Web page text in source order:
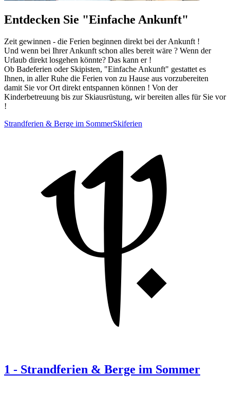
Entdecken Sie "Einfache Ankunft"
Zeit gewinnen - die Ferien beginnen direkt bei der Ankunft !
Und wenn bei Ihrer Ankunft schon alles bereit wäre ? Wenn der
Urlaub direkt losgehen könnte? Das kann er !
Ob Badeferien oder Skipisten, "Einfache Ankunft" gestattet es
Ihnen, in aller Ruhe die Ferien von zu Hause aus vorzubereiten
damit Sie vor Ort direkt entspannen können ! Von der
Kinderbetreuung bis zur Skiausrüstung, wir bereiten alles für Sie vor
!
Strandferien & Berge im SommerSkiferien
1 - Strandferien & Berge im Sommer